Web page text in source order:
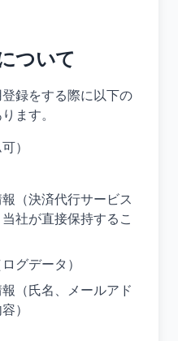
ついて
録をする際に以下の
ます。
）
（決済代行サービス
社が直接保持するこ
グデータ）
（氏名、メールアド
）